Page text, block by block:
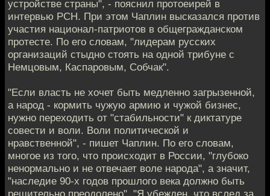
устройстве страны", - пояснил протоеирей в
интервью РСН. При этом Чаплин высказался против
участия национал-патриотов в общегражданском
протесте. По его словам, "лидерам русских
организаций стыдно стоять на одной трибуне с
Немцовым, Каспаровым, Собчак".
"Если власть не хочет быть медленно загрызенной,
а народ - кормить чужую армию и чужой бизнес,
нужно переходить от "стабильности" к диктатуре
совести и воли. Воли политической и
нравственной", - пишет Чаплин. По его словам,
многое из того, что происходит в России, "глубоко
ненормально и не отвечает воле народа", а значит,
"наследие 90-х годов прошлого века должно быть